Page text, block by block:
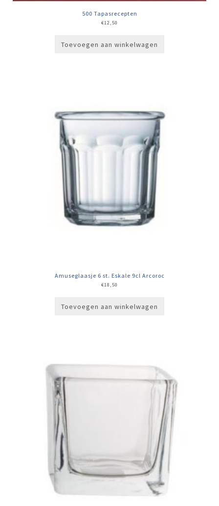
500 Tapasrecepten
€12,50
Toevoegen aan winkelwagen
Amuseglaasje 6 st. Eskale 9cl Arcoroc
€18,50
Toevoegen aan winkelwagen